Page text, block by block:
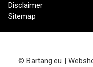
Disclaimer
Sitemap
© Bartang.eu |